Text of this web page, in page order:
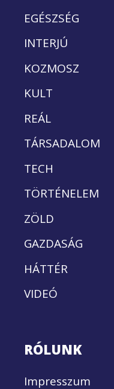
EGÉSZSÉG
INTERJÚ
KOZMOSZ
KULT
REÁL
TÁRSADALOM
TECH
TÖRTÉNELEM
ZÖLD
GAZDASÁG
HÁTTÉR
VIDEÓ
RÓLUNK
Impresszum